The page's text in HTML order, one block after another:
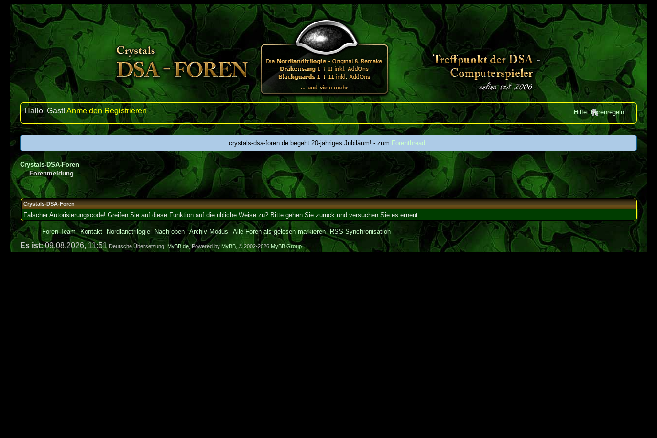
Hilfe Forenregeln
Hallo, Gast!Anmelden Registrieren
crystals-dsa-foren.de begeht 20-jähriges Jubiläum! - zum Forenthread
Crystals-DSA-Foren
Forenmeldung
Crystals-DSA-Foren
Falscher Autorisierungscode! Greifen Sie auf diese Funktion auf die übliche Weise zu? Bitte gehen Sie zurück und versuchen Sie es erneut.
Foren-Team Kontakt Nordlandtrilogie Nach oben Archiv-Modus Alle Foren als gelesen markieren RSS-Synchronisation
Es ist:09.08.2026, 11:51 Deutsche Übersetzung:MyBB.de, Powered byMyBB , © 2002-2026 MyBB Group.